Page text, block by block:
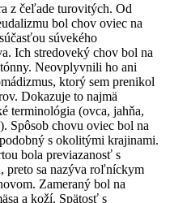
z čeľade turovitých. Od
bol chov oviec na
súvekého
Ich stredoveký chov bol na
Neovplyvnili ho ani
ktorý sem prenikol
Dokazuje to najmä
terminológia (ovca, jahňa,
Spôsob chovu oviec bol na
s okolitými krajinami.
bola previazanosť s
preto sa nazýva roľníckym
Zameraný bol na
a koží. Spätosť s